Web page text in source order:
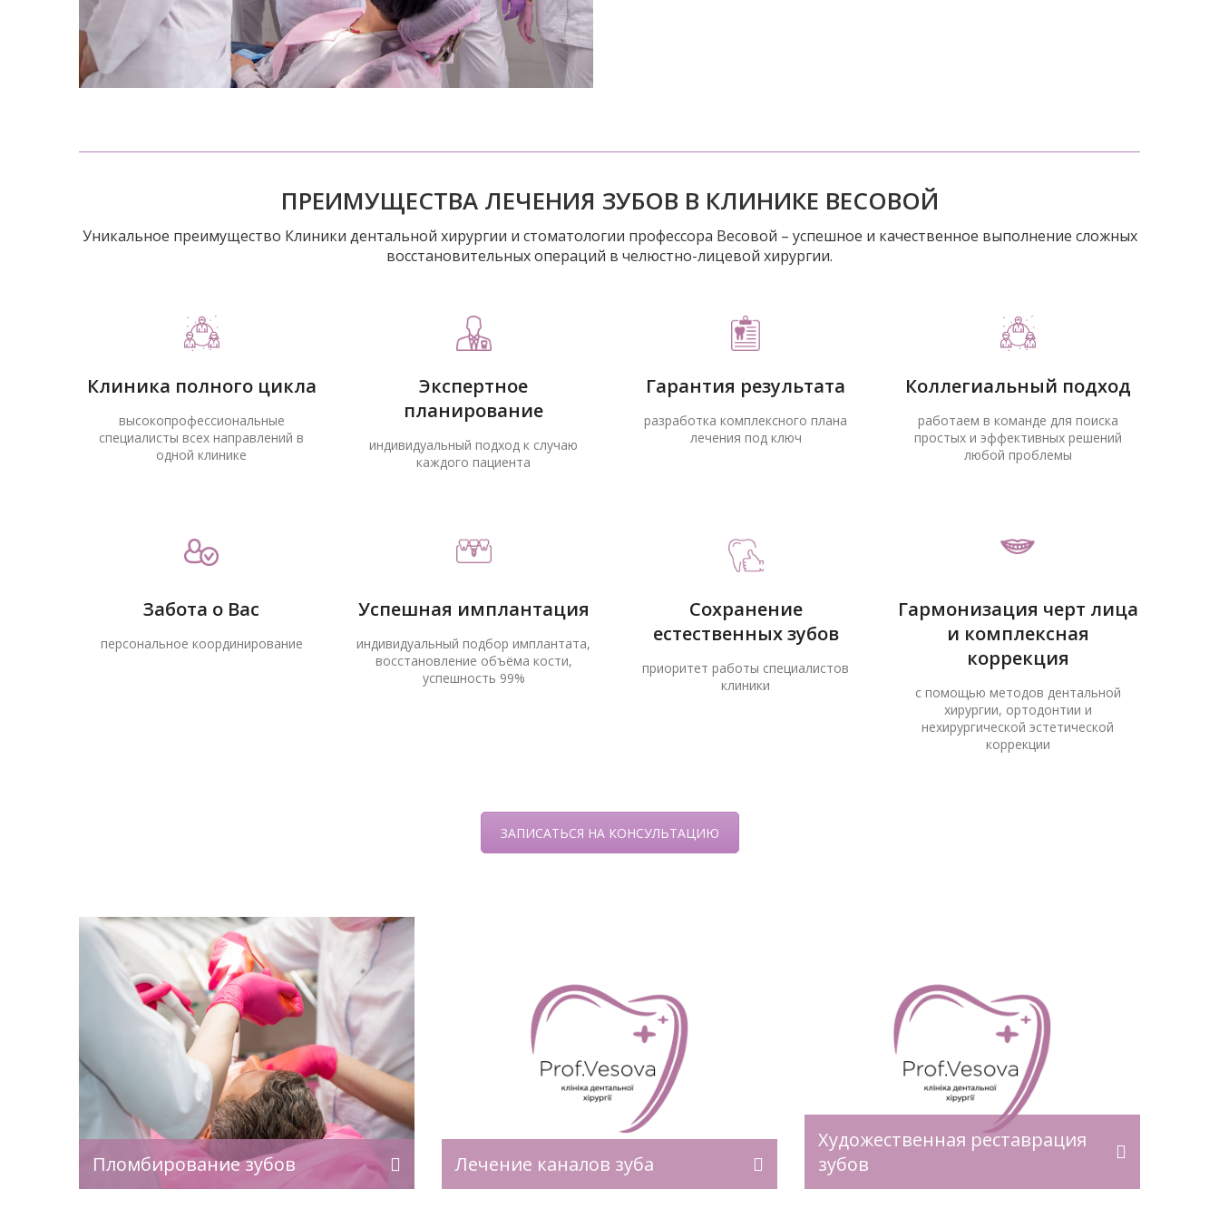
ПРЕИМУЩЕСТВА ЛЕЧЕНИЯ ЗУБОВ В КЛИНИКЕ ВЕСОВОЙ
Уникальное преимущество Клиники дентальной хирургии и стоматологии профессора Весовой – успешное и качественное выполнение сложных
восстановительных операций в челюстно-лицевой хирургии.
Клиника полного цикла
высокопрофессиональные
специалисты всех направлений в
одной клинике
Экспертное
планирование
индивидуальный подход к случаю
каждого пациента
Гарантия результата
разработка комплексного плана
лечения под ключ
Коллегиальный подход
работаем в команде для поиска
простых и эффективных решений
любой проблемы
Забота о Вас
персональное координирование
Успешная имплантация
индивидуальный подбор имплантата,
восстановление объёма кости,
успешность 99%
Сохранение
естественных зубов
приоритет работы специалистов
клиники
Гармонизация черт лица
и комплексная
коррекция
с помощью методов дентальной
хирургии, ортодонтии и
нехирургической эстетической
коррекции
ЗАПИСАТЬСЯ НА КОНСУЛЬТАЦИЮ
Пломбирование зубов Лечение каналов зуба
Лечение корневых каналов зуба
(лечение под микроскопом) — это
инновационный метод терапии
корневых каналов, при котором все
манипуляции выполняются с
использованием стоматологического
микроскопа Carl Zeiss. Такой подход
обеспечивает максимальную точность,
позволяет визуализировать
мельчайшие анатомические детали,
эффективно удалять поражённые ткани
и полностью контролировать ход
лечения на каждом этапе, даже в самых
Художественная реставрация
зубов
реставрация — это аккуратное
восстановление анатомии и эстетики
зуба с помощью современных
фотокомпозитных материалов.
Специалисты восстанавливают форму,
цвет и контур зуба так, чтобы он
идеально сочетался с природным
рядом, делая границу между
реставрацией и эмалью зуба почти
невидимой. Главная особенность —
сочетание красоты и функции.